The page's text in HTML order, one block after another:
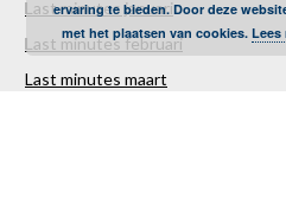
Last minutes januari
Last minutes februari
Last minutes maart
ervaring te bieden. Door deze
met het plaatsen van cookies. Lees